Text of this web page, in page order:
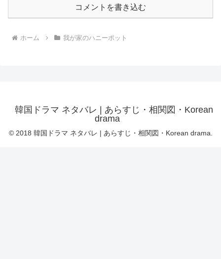
コメントを書き込む
ホーム 我が家のハニーポット
韓国ドラマ ネタバレ | あらすじ・相関図・Korean
drama
© 2018 韓国ドラマ ネタバレ | あらすじ・相関図・Korean drama.